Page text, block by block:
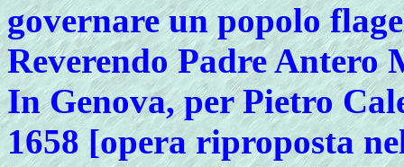
governare un popolo
Reverendo Padre Antero
In Genova, per Pietro
1658 [opera riproposta